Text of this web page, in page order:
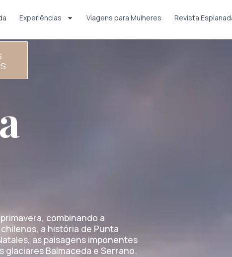
Experiências Viagens para Mulheres Revista
combinando a
a história de Punta
as paisagens imponentes
glaciares Balmaceda e Serrano.